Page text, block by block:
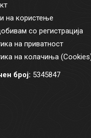
на користење
со регистрација
на приватност
на колачиња
број: 5345847